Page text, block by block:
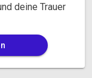
deine Trauer